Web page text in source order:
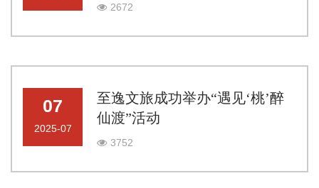
2672
至逸文旅成功举办“遇见‘桃’醉
仙渡”活动
3752
07
2025-07